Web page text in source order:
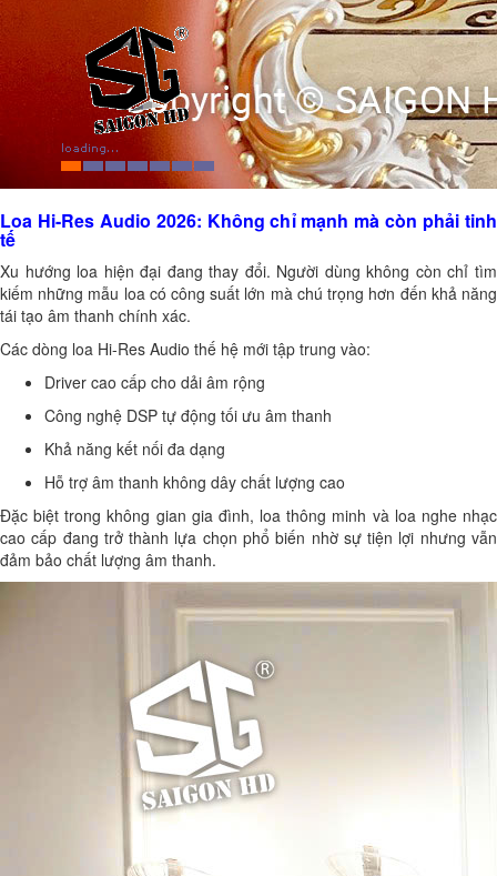
Loa Hi-Res Audio 2026: Không chỉ mạnh mà còn phải tinh
tế
Xu hướng loa hiện đại đang thay đổi. Người dùng không còn chỉ tìm
kiếm những mẫu loa có công suất lớn mà chú trọng hơn đến khả năng
tái tạo âm thanh chính xác.
Các dòng loa Hi-Res Audio thế hệ mới tập trung vào:
Driver cao cấp cho dải âm rộng
Công nghệ DSP tự động tối ưu âm thanh
Khả năng kết nối đa dạng
Hỗ trợ âm thanh không dây chất lượng cao
Đặc biệt trong không gian gia đình, loa thông minh và loa nghe nhạc
cao cấp đang trở thành lựa chọn phổ biến nhờ sự tiện lợi nhưng vẫn
đảm bảo chất lượng âm thanh.